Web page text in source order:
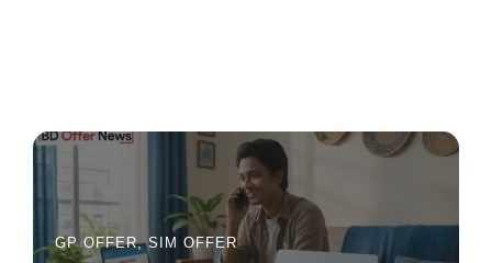
GP OFFER,SIM OFFER